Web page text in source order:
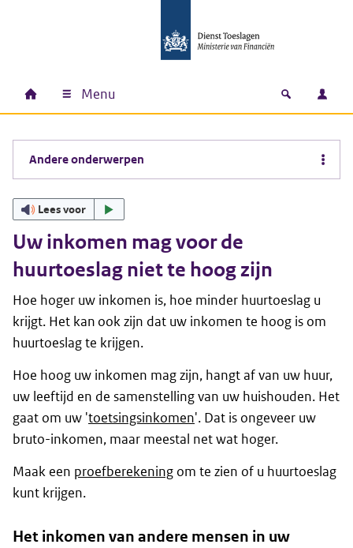
Hoofdnavigatie
Home Menu Open
Andere onderwerpen
Lees voor
Uw inkomen mag voor de
huurtoeslag niet te hoog zijn
Hoe hoger uw inkomen is, hoe minder huurtoeslag u
krijgt. Het kan ook zijn dat uw inkomen te hoog is om
huurtoeslag te krijgen.
Hoe hoog uw inkomen mag zijn, hangt af van uw huur,
uw leeftijd en de samenstelling van uw huishouden. Het
gaat om uw 'toetsingsinkomen'. Dat is ongeveer uw
bruto-inkomen, maar meestal net wat hoger.
Maak een proefberekening om te zien of u huurtoeslag
kunt krijgen.
Het inkomen van andere mensen in uw